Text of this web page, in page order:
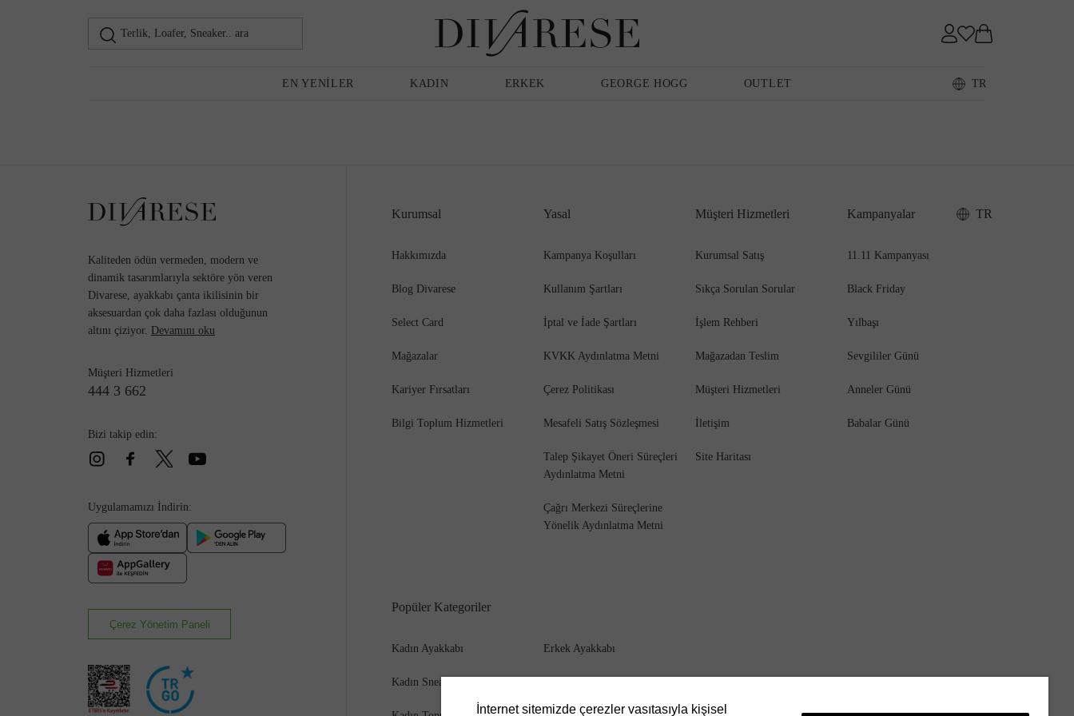
Terlik, Loafer, Sneaker.. ara
EN YENILER KADIN
Babet Espadril
ERKEK
Sneaker Terlik Espadril
GEORGE HOGG OUTLET TR
Kaliteden ödün vermeden, modern ve
dinamik tasarımlarıyla sektöre yön veren
Divarese, ayakkabı çanta ikilisinin bir
aksesuardan çok daha fazlası olduğunun
altını çiziyor. Devamını oku
Müşteri Hizmetleri
444 3 662
Bizi takip edin:
Uygulamamızı İndirin:
Çerez Yönetim Paneli
Kurumsal
Hakkımızda
Blog Divarese
Select Card
Mağazalar
Kariyer Fırsatları
Bilgi Toplum Hizmetleri
Yasal
Kampanya Koşulları
Kullanım Şartları
İptal ve İade Şartları
KVKK Aydınlatma Metni
Çerez Politikası
Mesafeli Satış Sözleşmesi
Talep Şikayet Öneri Süreçleri
Aydınlatma Metni
Çağrı Merkezi Süreçlerine
Yönelik Aydınlatma Metni
Müşteri Hizmetleri
Kurumsal Satış
Sıkça Sorulan Sorular
İşlem Rehberi
Mağazadan Teslim
Müşteri Hizmetleri
İletişim
Site Haritası
Kampanyalar
11.11 Kampanyası
Black Friday
Yılbaşı
Sevgililer Günü
Anneler Günü
Babalar Günü
Popüler Kategoriler
Kadın Ayakkabı
Kadın Sneaker
Erkek Ayakkabı
TR
İnternet sitemizde çerezler vasıtasıyla kişisel